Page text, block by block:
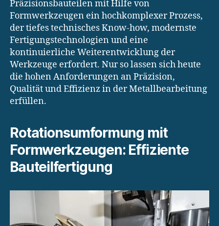
Präzisionsbauteilen mit Hilfe von
Formwerkzeugen ein hochkomplexer Prozess,
der tiefes technisches Know-how, modernste
Fertigungstechnologien und eine
kontinuierliche Weiterentwicklung der
Werkzeuge erfordert. Nur so lassen sich heute
die hohen Anforderungen an Präzision,
Qualität und Effizienz in der Metallbearbeitung
erfüllen.
Rotationsumformung mit
Formwerkzeugen: Effiziente
Bauteilfertigung